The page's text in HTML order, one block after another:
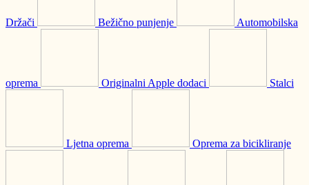
Držači Bežično punjenje Automobilska
oprema Originalni Apple dodaci Stalci
Ljetna oprema Oprema za bicikliranje